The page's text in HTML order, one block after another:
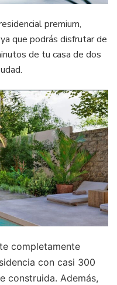
premium,
que podrás disfrutar de
de tu casa de dos
completamente
con casi 300
construida. Además,